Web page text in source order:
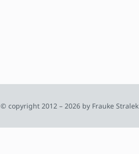
© copyright 2012 – 2026 by Frauke Stralek